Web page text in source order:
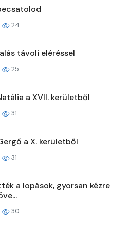
24
távoli eléréssel
25
a XVII. kerületből
31
a X. kerületből
31
a lopások, gyorsan kézre
30